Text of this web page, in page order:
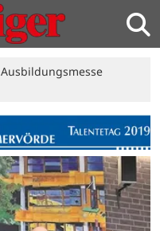
Ausbildungsmesse